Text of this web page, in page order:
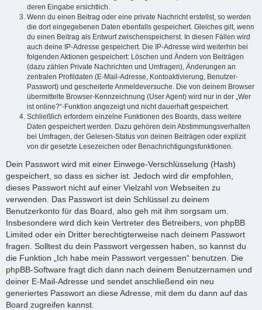
deren Eingabe ersichtlich.
Wenn du einen Beitrag oder eine private Nachricht erstellst, so werden
die dort eingegebenen Daten ebenfalls gespeichert. Gleiches gilt, wenn
du einen Beitrag als Entwurf zwischenspeicherst. In diesen Fällen wird
auch deine IP-Adresse gespeichert. Die IP-Adresse wird weiterhin bei
folgenden Aktionen gespeichert: Löschen und Ändern von Beiträgen
(dazu zählen Private Nachrichten und Umfragen), Änderungen an
zentralen Profildaten (E-Mail-Adresse, Kontoaktivierung, Benutzer-
Passwort) und gescheiterte Anmeldeversuche. Die von deinem Browser
übermittelte Browser-Kennzeichnung (User Agent) wird nur in der „Wer
ist online?“-Funktion angezeigt und nicht dauerhaft gespeichert.
Schließlich erfordern einzelne Funktionen des Boards, dass weitere
Daten gespeichert werden. Dazu gehören dein Abstimmungsverhalten
bei Umfragen, der Gelesen-Status von deinen Beiträgen oder explizit
von dir gesetzte Lesezeichen oder Benachrichtigungsfunktionen.
Dein Passwort wird mit einer Einwege-Verschlüsselung (Hash)
gespeichert, so dass es sicher ist. Jedoch wird dir empfohlen,
dieses Passwort nicht auf einer Vielzahl von Webseiten zu
verwenden. Das Passwort ist dein Schlüssel zu deinem
Benutzerkonto für das Board, also geh mit ihm sorgsam um.
Insbesondere wird dich kein Vertreter des Betreibers, von phpBB
Limited oder ein Dritter berechtigterweise nach deinem Passwort
fragen. Solltest du dein Passwort vergessen haben, so kannst du
die Funktion „Ich habe mein Passwort vergessen“ benutzen. Die
phpBB-Software fragt dich dann nach deinem Benutzernamen und
deiner E-Mail-Adresse und sendet anschließend ein neu
generiertes Passwort an diese Adresse, mit dem du dann auf das
Board zugreifen kannst.